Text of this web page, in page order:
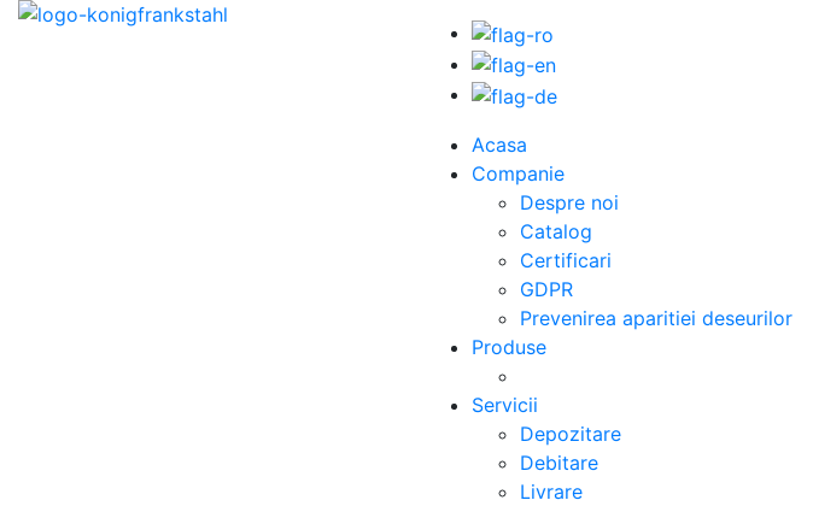
Acasa
Companie
Despre noi
Catalog
Certificari
GDPR
Prevenirea aparitiei deseurilor
Produse
Servicii
Depozitare
Debitare
Livrare